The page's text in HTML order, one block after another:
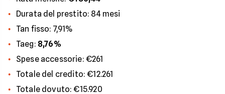
Durata del prestito: 84 mesi
Tan fisso: 7,91%
Taeg: 8,76%
Spese accessorie: €261
Totale del credito: €12.261
Totale dovuto: €15.920